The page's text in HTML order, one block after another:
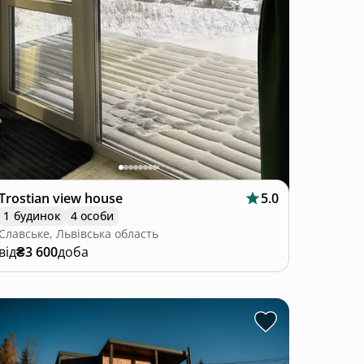
view house 5.0
1 будинок
4 особи
Львівська область
₴3 600доба